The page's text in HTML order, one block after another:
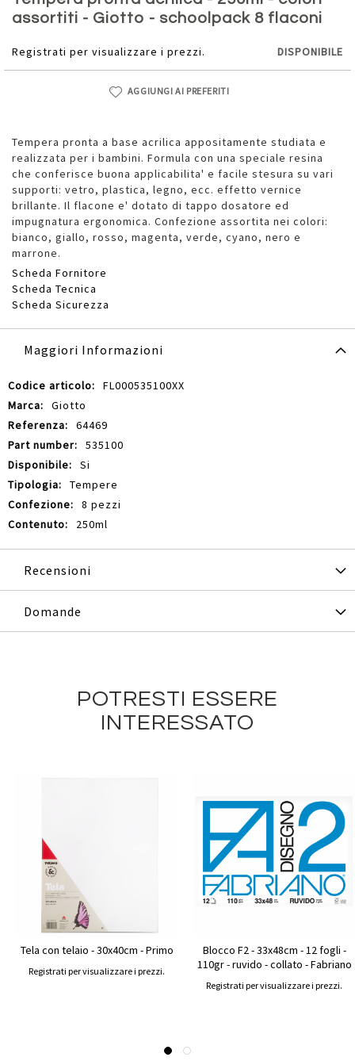
assortiti - Giotto - schoolpack 8 flaconi
Registrati per visualizzare i prezzi. DISPONIBILE
AGGIUNGI AI PREFERITI
Tempera pronta a base acrilica appositamente studiata e
realizzata per i bambini. Formula con una speciale resina
che conferisce buona applicabilita' e facile stesura su vari
supporti: vetro, plastica, legno, ecc. effetto vernice
brillante. Il flacone e' dotato di tappo dosatore ed
impugnatura ergonomica. Confezione assortita nei colori:
bianco, giallo, rosso, magenta, verde, cyano, nero e
marrone.
Scheda Fornitore
Scheda Tecnica
Scheda Sicurezza
della
galleria
immagini
Maggiori Informazioni
Maggiori
Informazioni
FL000535100XX
Giotto
64469
535100
Si
Tempere
8 pezzi
250ml
Recensioni
Domande
POTRESTI ESSERE
INTERESSATO
Tela con telaio - 30x40cm - Primo
Registrati per visualizzare i prezzi.
Blocco F2 - 33x48cm - 12 fogli -
110gr - ruvido - collato - Fabriano
Registrati per visualizzare i prezzi.